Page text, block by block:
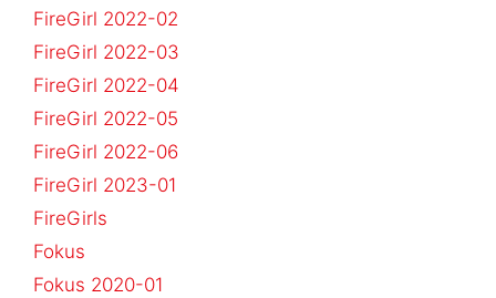
FireGirl 2022-02
FireGirl 2022-03
FireGirl 2022-04
FireGirl 2022-05
FireGirl 2022-06
FireGirl 2023-01
FireGirls
Fokus
Fokus 2020-01